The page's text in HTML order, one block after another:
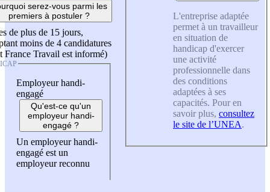
serez-vous parmi les
premiers à postuler ?
de plus de 15 jours,
moins de 4 candidatures
France Travail est informé)
Employeur handi-
engagé
Qu'est-ce qu'un
employeur handi-
engagé ?
Un employeur handi-
engagé est un
employeur reconnu
L'entreprise adaptée
permet à un travailleur
en situation de
handicap d'exercer
une activité
professionnelle dans
des conditions
adaptées à ses
capacités. Pour en
savoir plus, consultez
le site de l’UNEA.